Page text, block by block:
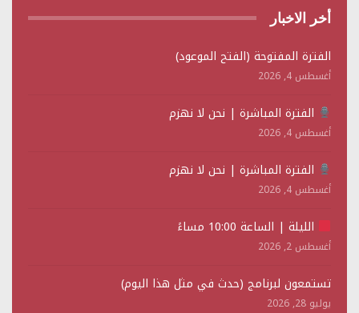
أخر الاخبار
الفترة المفتوحة (الفتح الموعود)
أغسطس 4, 2026
الفترة المباشرة | نحن لا نهزم
أغسطس 4, 2026
الفترة المباشرة | نحن لا نهزم
أغسطس 4, 2026
الليلة | الساعة 10:00 مساءً
أغسطس 2, 2026
تستمعون لبرنامج (حدث في مثل هذا اليوم)
يوليو 28, 2026